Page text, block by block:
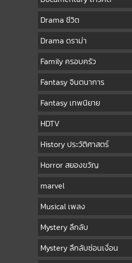
Drama ชีวิต
Drama ดราม่า
Family ครอบครัว
Fantasy จินตนาการ
Fantasy เทพนิยาย
HDTV
History ประวัติศาสตร์
Horror สยองขวัญ
marvel
Musical เพลง
Mystery ลึกลับ
Mystery ลึกลับซ่อนเงื่อน